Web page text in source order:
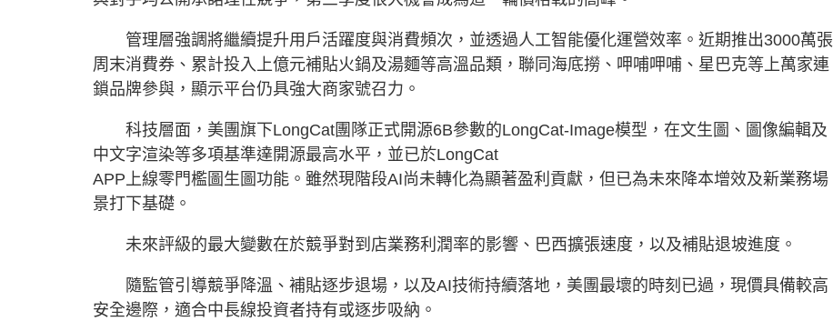
管理層強調將繼續提升用戶活躍度與消費頻次，並透過人工智能優化運營效率。近期推出3000萬張
周末消費券、累計投入上億元補貼火鍋及湯麵等高溫品類，聯同海底撈、呷哺呷哺、星巴克等上萬家連
鎖品牌參與，顯示平台仍具強大商家號召力。
科技層面，美團旗下LongCat團隊正式開源6B參數的LongCat-Image模型，在文生圖、圖像編輯及
中文字渲染等多項基準達開源最高水平，並已於LongCat
APP上線零門檻圖生圖功能。雖然現階段AI尚未轉化為顯著盈利貢獻，但已為未來降本增效及新業務場
景打下基礎。
未來評級的最大變數在於競爭對到店業務利潤率的影響、巴西擴張速度，以及補貼退坡進度。
隨監管引導競爭降溫、補貼逐步退場，以及AI技術持續落地，美團最壞的時刻已過，現價具備較高
安全邊際，適合中長線投資者持有或逐步吸納。